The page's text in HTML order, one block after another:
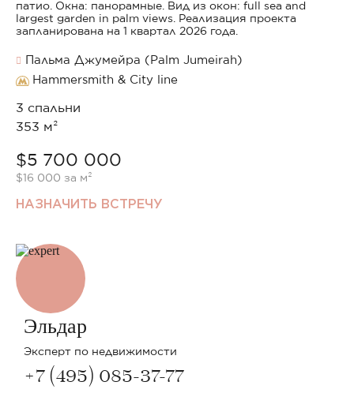
патио. Окна: панорамные. Вид из окон: full sea and
largest garden in palm views. Реализация проекта
запланирована на 1 квартал 2026 года.
Пальма Джумейра (Palm Jumeirah)
Hammersmith & City line
3 спальни
353 м²
$5 700 000
$16 000 за м²
НАЗНАЧИТЬ ВСТРЕЧУ
Эльдар
Эксперт по недвижимости
+7 (495) 085-37-77